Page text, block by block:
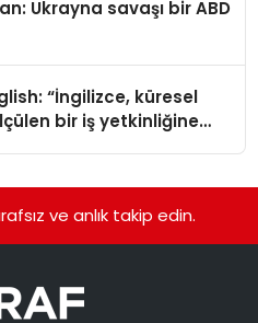
Ukrayna savaşı bir ABD
“İngilizce, küresel
bir iş yetkinliğine
ve anlık takip edin.